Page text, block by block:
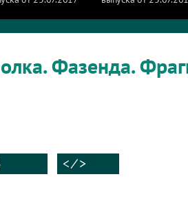
Фазенда.
< ⁄ >